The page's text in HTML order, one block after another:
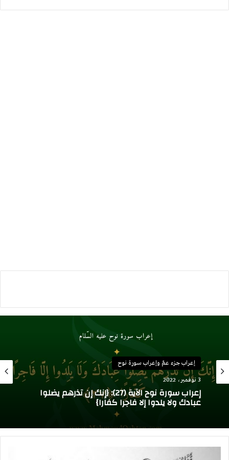
إعراب جزء عمّ وإعراب سورة نوح
3 نوفمبر، 2022
إعراب سورة نوح الآية (27): {إنك إن تذرهم يضلوا
عبادك ولا يلدوا إلا فاجرا كفارا}
إعراب جزء عمّ وإعراب سورة نوح
28 أكتوبر، 2022
إعراب سورة نوح الآية (26): {وقال نوح رب لا تذر
على الأرض من الكافرين ديارا}